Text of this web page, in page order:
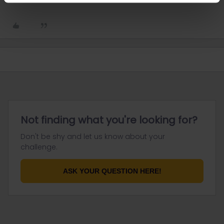
Not finding what you're looking for?
Don't be shy and let us know about your
challenge.
ASK YOUR QUESTION HERE!